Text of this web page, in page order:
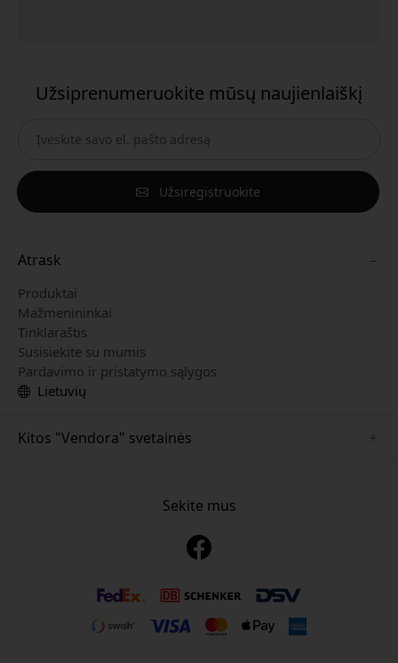
Užsiprenumeruokite mūsų naujienlaiškį
Užsiregistruokite
Atrask
Produktai
Mažmenininkai
Tinklaraštis
Susisiekite su mumis
Pardavimo ir pristatymo sąlygos
Lietuvių
Kitos "Vendora" svetainės
www.myfirst.se
Sekite mus